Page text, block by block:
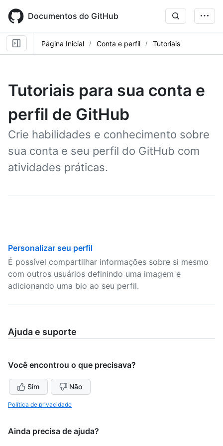
main
content
Documentos do GitHub
Página Inicial Conta e perfil Tutoriais
Tutoriais para sua conta e
perfil de GitHub
Crie habilidades e conhecimento sobre
sua conta e seu perfil do GitHub com
atividades práticas.
Personalizar seu perfil
É possível compartilhar informações sobre si mesmo
com outros usuários definindo uma imagem e
adicionando uma bio ao seu perfil.
Ajuda e suporte
Você encontrou o que precisava?
Sim Não
Política de privacidade
Ainda precisa de ajuda?